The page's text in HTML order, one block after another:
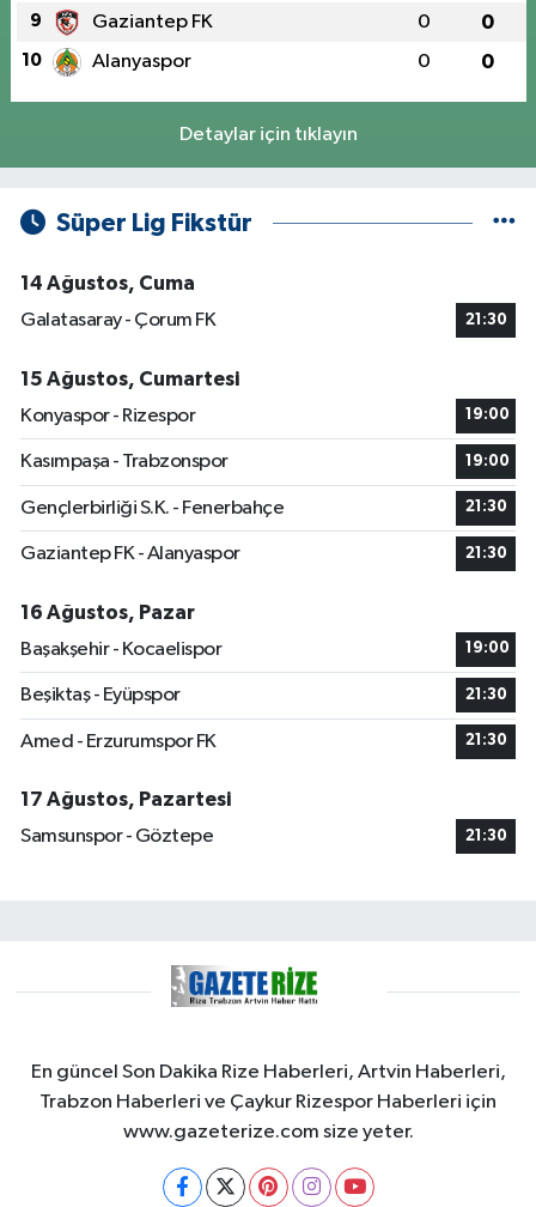
9 Gaziantep FK 0 0
10 Alanyaspor 0 0
Detaylar için tıklayın
Süper Lig Fikstür
14 Ağustos, Cuma
Galatasaray - Çorum FK
21:30
15 Ağustos, Cumartesi
Konyaspor - Rizespor
19:00
Kasımpaşa - Trabzonspor 19:00
Gençlerbirliği S.K. - Fenerbahçe 21:30
Gaziantep FK - Alanyaspor 21:30
16 Ağustos, Pazar
Başakşehir - Kocaelispor
19:00
Beşiktaş - Eyüpspor 21:30
Amed - Erzurumspor FK 21:30
17 Ağustos, Pazartesi
Samsunspor - Göztepe
21:30
En güncel Son Dakika Rize Haberleri, Artvin Haberleri,
Trabzon Haberleri ve Çaykur Rizespor Haberleri için
www.gazeterize.com size yeter.